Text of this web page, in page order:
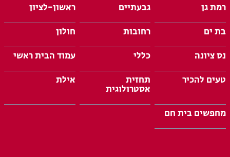
רמת גן
גבעתיים
ראשון-לציון
בת ים
רחובות
חולון
נס ציונה
כללי
עמוד הבית ראשי
טעים להכיר
תחזית
אסטרולוגית
אילת
מחפשים בית חם